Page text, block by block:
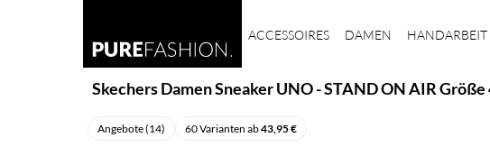
ACCESSOIRES DAMEN HANDARBEIT
Skechers Damen Sneaker UNO - STAND ON AIR Größe
Angebote (14) 60 Varianten ab43,95 €